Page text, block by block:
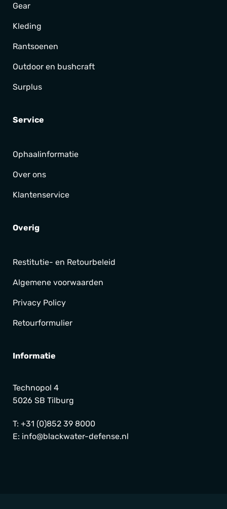
Gear
Kleding
Rantsoenen
Outdoor en bushcraft
Surplus
Service
Ophaalinformatie
Over ons
Klantenservice
Overig
Restitutie- en Retourbeleid
Algemene voorwaarden
Privacy Policy
Retourformulier
Informatie
Technopol 4
5026 SB Tilburg
T: +31 (0)852 39 8000
E: info@blackwater-defense.nl